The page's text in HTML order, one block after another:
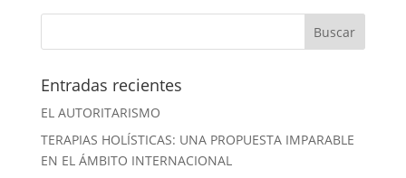
Entradas recientes
EL AUTORITARISMO
TERAPIAS HOLÍSTICAS: UNA PROPUESTA IMPARABLE
EN EL ÁMBITO INTERNACIONAL